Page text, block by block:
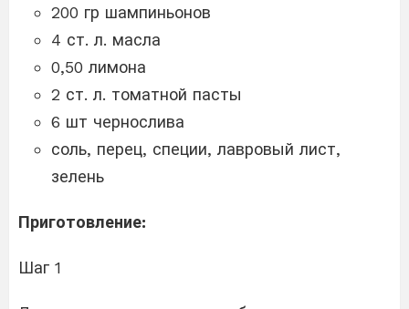
200 гр шампиньонов
4 ст. л. масла
0,50 лимона
2 ст. л. томатной пасты
6 шт чернослива
соль, перец, специи, лавровый лист,
зелень
Приготовление:
Шаг 1